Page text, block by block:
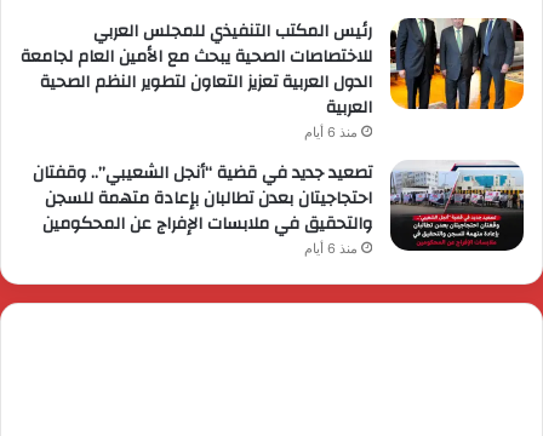
رئيس المكتب التنفيذي للمجلس العربي
للاختصاصات الصحية يبحث مع الأمين العام لجامعة
الدول العربية تعزيز التعاون لتطوير النظم الصحية
العربية
منذ 6 أيام
تصعيد جديد في قضية “أنجل الشعيبي”.. وقفتان
احتجاجيتان بعدن تطالبان بإعادة متهمة للسجن
والتحقيق في ملابسات الإفراج عن المحكومين
منذ 6 أيام